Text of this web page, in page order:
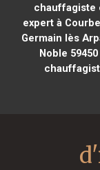
chauffagiste
expert à
Germain lès
Noble 59450